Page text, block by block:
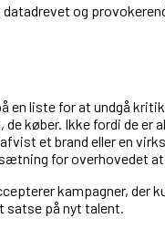
og
liste for at undgå
køber. Ikke fordi de er
et brand eller en
for overhovedet
kampagner, der
satse på nyt talent.